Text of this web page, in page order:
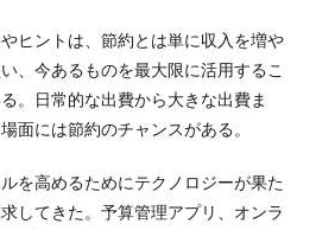
ヒントは、節約とは単に収入を増や
、今あるものを最大限に活用するこ
。日常的な出費から大きな出費ま
面には節約のチャンスがある。
を高めるためにテクノロジーが果た
してきた。予算管理アプリ、オンラ